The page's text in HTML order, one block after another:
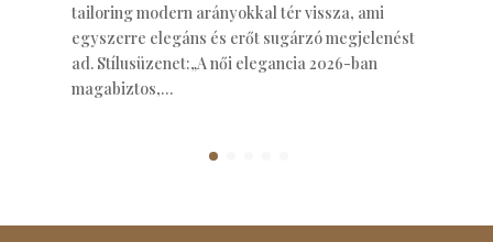
tailoring modern arányokkal tér vissza, ami
egyszerre elegáns és erőt sugárzó megjelenést
ad. Stílusüzenet:„A női elegancia 2026-ban
magabiztos,…